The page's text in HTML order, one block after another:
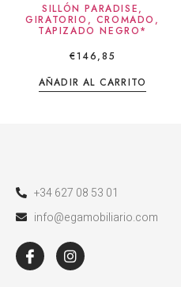
SILLÓN PARADISE,
GIRATORIO, CROMADO,
TAPIZADO NEGRO*
€146,85
AÑADIR AL CARRITO
+34 627 08 53 01
info@egamobiliario.com